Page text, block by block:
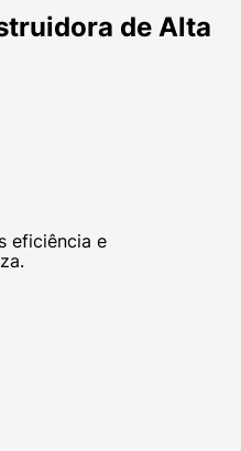
de Alta
eficiência e